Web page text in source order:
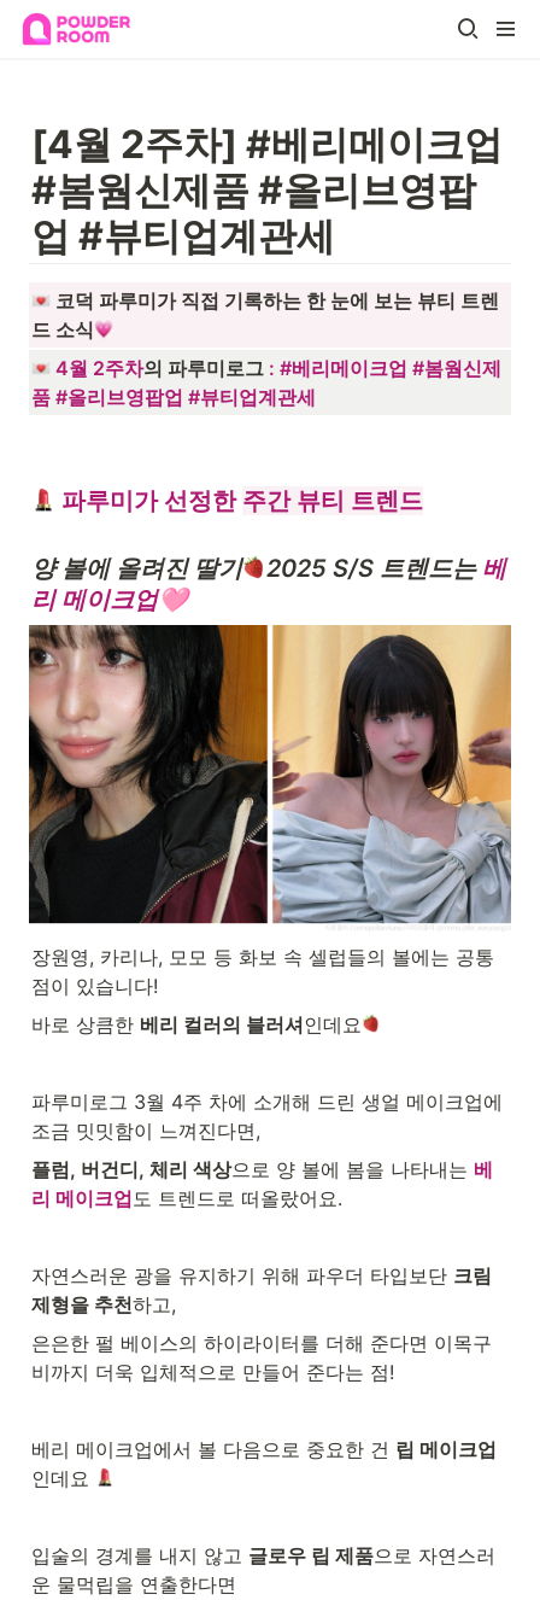
[4월 2주차] #베리메이크업
#봄웜신제품 #올리브영팝
업 #뷰티업계관세
코덕 파루미가 직접 기록하는 한 눈에 보는 뷰티 트렌
드 소식
4월 2주차의 파루미로그 : #베리메이크업 #봄웜신제
품 #올리브영팝업 #뷰티업계관세
파루미가 선정한 주간 뷰티 트렌드
양 볼에 올려진 딸기 2025 S/S 트렌드는 베
리 메이크업🩷
장원영, 카리나, 모모 등 화보 속 셀럽들의 볼에는 공통
점이 있습니다!
바로 상큼한 베리 컬러의 블러셔인데요
파루미로그 3월 4주 차에 소개해 드린 생얼 메이크업에
조금 밋밋함이 느껴진다면,
플럼, 버건디, 체리 색상으로 양 볼에 봄을 나타내는 베
리 메이크업 도 트렌드로 떠올랐어요.
자연스러운 광을 유지하기 위해 파우더 타입보단 크림
제형을 추천하고,
은은한 펄 베이스의 하이라이터를 더해 준다면 이목구
비까지 더욱 입체적으로 만들어 준다는 점!
베리 메이크업에서 볼 다음으로 중요한 건 립 메이크업
인데요
입술의 경계를 내지 않고 글로우 립 제품으로 자연스러
운 물먹립을 연출한다면